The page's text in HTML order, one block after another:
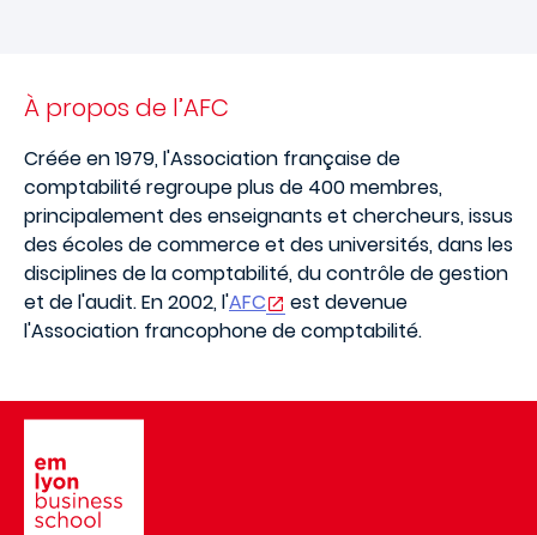
À propos de l’AFC
Créée en 1979, l'Association française de
comptabilité regroupe plus de 400 membres,
principalement des enseignants et chercheurs, issus
des écoles de commerce et des universités, dans les
disciplines de la comptabilité, du contrôle de gestion
et de l'audit. En 2002, l'AFC
est devenue
l'Association francophone de comptabilité.